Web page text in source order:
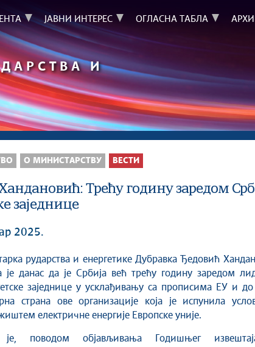
ЈАВНИ ИНТЕРЕС ОГЛАСНА ТАБЛА
И
О МИНИСТАРСТВУ ВЕСТИ
Трећу годину заредом
заједнице
2025.
је данас да је Србија већ трећу годину заредом
заједнице у усклађивању са прописима ЕУ и до
страна ове организације која је испунила
електричне енергије Европске уније.
је, поводом објављивања Годишњег